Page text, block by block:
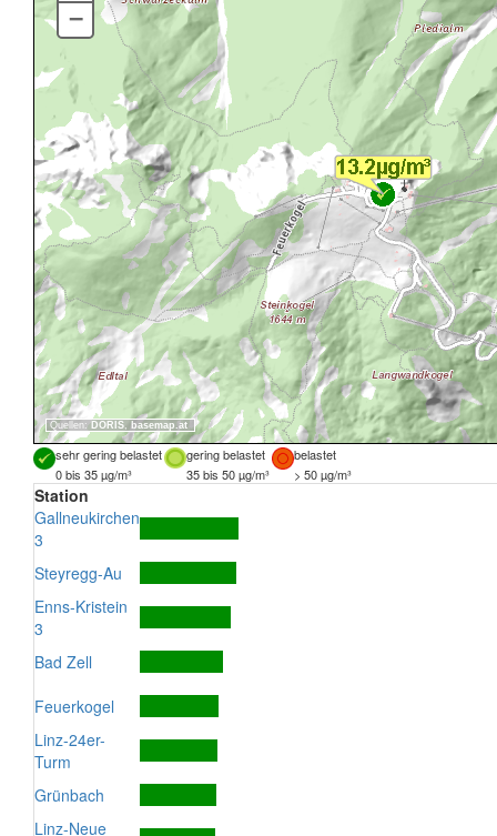
Quellen: DORIS, basemap.at
–
sehr gering belastet gering belastet
belastet
0 bis 35 µg/m³
35 bis 50 µg/m³ > 50 µg/m³
Station
Gallneukirchen
3
Steyregg-Au
Enns-Kristein
3
Bad Zell
Feuerkogel
Linz-24er-
Turm
Grünbach
Linz-Neue